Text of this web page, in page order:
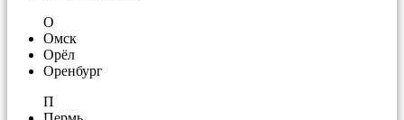
О
Омск
Орёл
Оренбург
П